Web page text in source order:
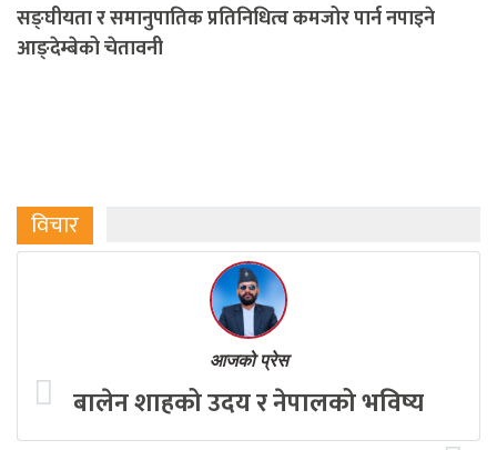
सङ्घीयता र समानुपातिक प्रतिनिधित्व कमजोर पार्न नपाइने
आङ्देम्बेको चेतावनी
विचार
आजको प्रेस
बालेन शाहको उदय र नेपालको भविष्य